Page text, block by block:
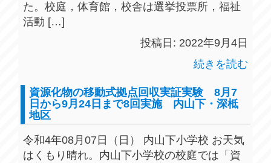
た。校庭，体育館，校舎は選挙投票所，福祉
活動 […]
投稿日: 2022年9月4日
続きを読む
資源化物の移動式拠点回収実証実験 8月7
日から9月24日まで8回実施 内山下・深柢
地区
令和4年08月07日（日） 内山下小学校 お天気
はくもり晴れ。内山下小学校の校庭では「資